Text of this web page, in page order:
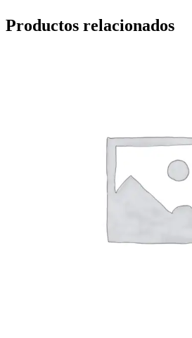
Productos relacionados